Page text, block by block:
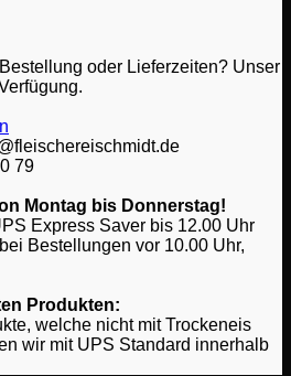
oder Lieferzeiten? Unser
79
Montag bis Donnerstag!
Express Saver bis 12.00 Uhr
Bestellungen vor 10.00 Uhr,
Produkten:
welche nicht mit Trockeneis
wir mit UPS Standard innerhalb